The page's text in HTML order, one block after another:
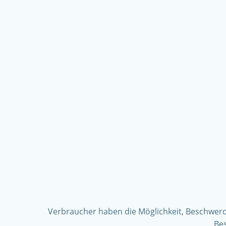
Verbraucher haben die Möglichkeit,